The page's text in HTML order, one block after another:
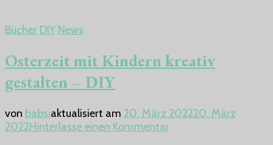
Bücher DIY News
Osterzeit mit Kindern kreativ
gestalten – DIY
von babsiaktualisiert am 20. März 202220. März
2022Hinterlasse einen Kommentarzu